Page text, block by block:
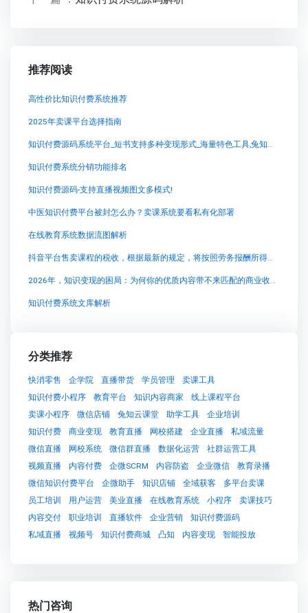
推荐阅读
高性价比知识付费系统推荐
2025年卖课平台选择指南
知识付费源码系统平台_短书支持多种变现形式_海量特色工具,兔知云课堂：完美融合学习与创造的知识付费平台
知识付费系统分销功能排名
知识付费源码-支持直播视频图文多模式!
中医知识付费平台被封怎么办？卖课系统要看私有化部署
在线教育系统数据流图解析
抖音平台售卖课程的税收，根据最新的规定，将按照劳务报酬所得进行税务处理。自2025年1
2026年，知识变现的困局：为何你的优质内容带不来匹配的商业收入？
知识付费系统文库解析
分类推荐
快消零售 企学院 直播带货 学员管理
卖课工具
知识付费小程序
教育平台 知识内容商家
线上课程平台
卖课小程序
微信店铺 兔知云课堂 助学工具
企业培训
知识付费
商业变现 教育直播 网校搭建 企业直播
私域流量
微信直播
网校系统 微信群直播 数据化运营
社群运营工具
视频直播
内容付费 企微SCRM 内容防盗 企业微信
教育录播
微信知识付费平台
企微助手 知识店铺 全域获客
多平台卖课
员工培训
用户运营 美业直播 在线教育系统 小程序
卖课技巧
内容交付
职业培训 直播软件 企业营销
知识付费源码
私域直播
视频号 知识付费商城 凸知 内容变现 智能投放
热门咨询